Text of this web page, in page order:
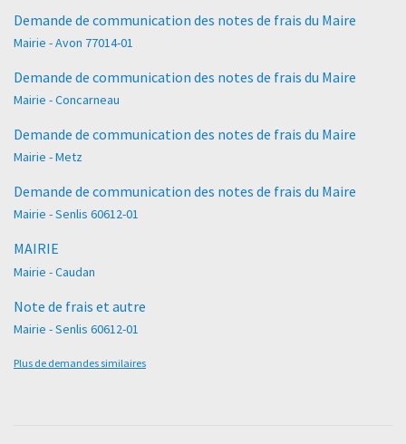
Demande de communication des notes de frais du Maire
Mairie - Avon 77014-01
Demande de communication des notes de frais du Maire
Mairie - Concarneau
Demande de communication des notes de frais du Maire
Mairie - Metz
Demande de communication des notes de frais du Maire
Mairie - Senlis 60612-01
MAIRIE
Mairie - Caudan
Note de frais et autre
Mairie - Senlis 60612-01
Plus de demandes similaires